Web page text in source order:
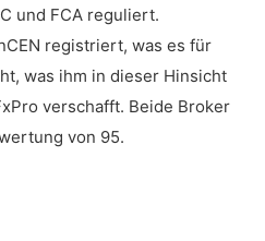
und FCA reguliert.
registriert, was es für
was ihm in dieser Hinsicht
verschafft. Beide Broker
von 95.